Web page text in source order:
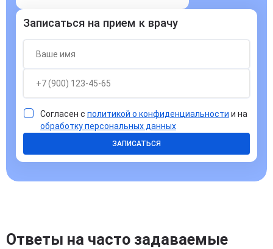
Записаться на прием к врачу
Согласен с политикой о конфиденциальности и на
обработку персональных данных
ЗАПИСАТЬСЯ
Ответы на часто задаваемые